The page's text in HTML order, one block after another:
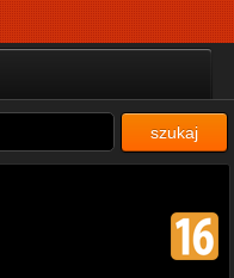
szukaj